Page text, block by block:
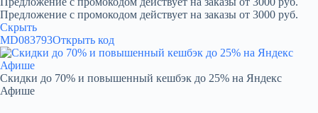
Предложение с промокодом действует на заказы от 3000 руб.
Скрыть
MD083793Открыть код
Скидки до 70% и повышенный кешбэк до 25% на Яндекс
Афише